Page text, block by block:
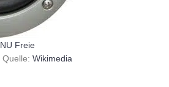
Freie
, Quelle: Wikimedia